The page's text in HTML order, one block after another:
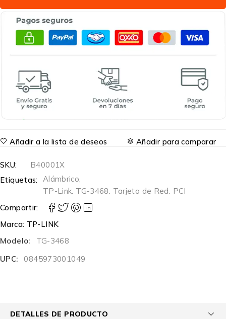
Añadir a la lista de deseos Añadir para comparar
SKU:
B40001X
Etiquetas: Alámbrico,
TP-Link. TG-3468. Tarjeta de Red. PCI
Compartir:
Marca: TP-LINK
Modelo:
TG-3468
UPC:
0845973001049
DETALLES DE PRODUCTO